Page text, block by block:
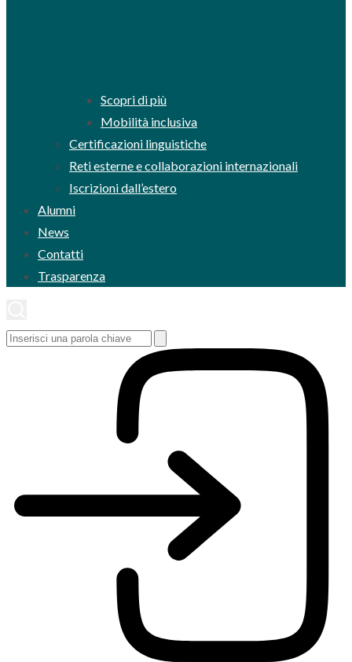
Scopri di più
Mobilità inclusiva
Certificazioni linguistiche
Reti esterne e collaborazioni internazionali
Iscrizioni dall’estero
Alumni
News
Contatti
Trasparenza